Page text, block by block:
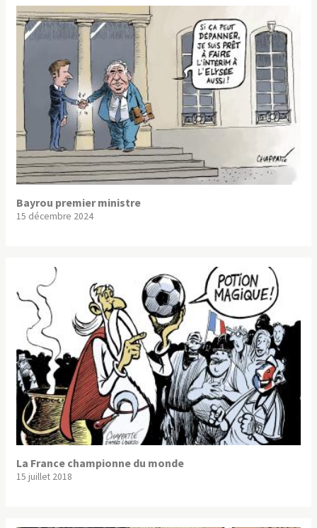
Bayrou premier ministre
15 décembre 2024
La France championne du monde
15 juillet 2018